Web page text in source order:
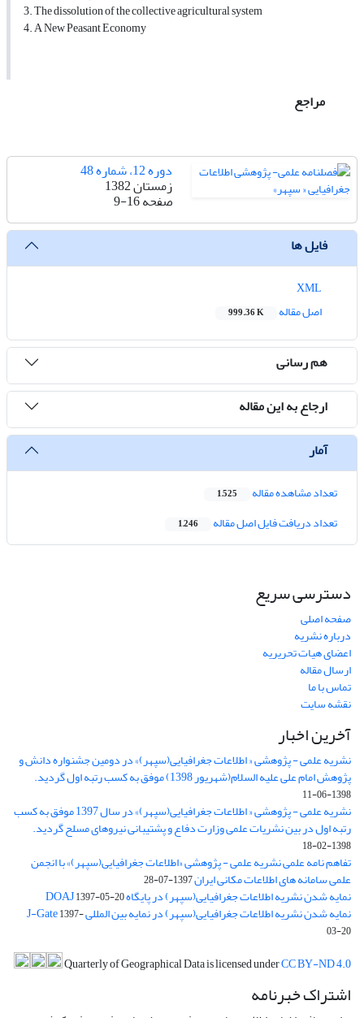
3. The dissolution of the collective agricultural system
4. A New Peasant Economy
مراجع
دوره 12، شماره 48
زمستان 1382
صفحه9-16
فایل ها
اصل مقاله
999.36 K
هم رسانی
ارجاع به این مقاله
آمار
تعداد مشاهده مقاله 1,525
تعداد دریافت فایل اصل مقاله 1,246
دسترسی سریع
صفحه اصلی
درباره نشریه
اعضای هیات تحریریه
ارسال مقاله
تماس با ما
نقشه سایت
آخرین اخبار
نشریه علمی - پژوهشی « اطلاعات جغرافیایی(سپهر)» در دومین جشنواره دانش و
پژوهش امام علی علیه السلام(شهریور 1398) موفق به کسب رتبه اول گردید.
1398-06-11
نشریه علمی - پژوهشی « اطلاعات جغرافیایی(سپهر)» در سال 1397 موفق به کسب
رتبه اول در بین نشریات علمی وزارت دفاع و پشتیبانی نیروهای مسلح گردید.
1398-02-18
تفاهم نامه علمی نشریه علمی - پژوهشی «اطلاعات جغرافیایی(سپهر)» با انجمن
علمی سامانه های اطلاعات مکانی ایران1397-07-28
نمایه شدن نشریه اطلاعات جغرافیایی(سپهر) در پایگاه DOAJ1397-05-20
نمایه شدن نشریه اطلاعات جغرافیایی(سپهر) در نمایه بین المللی J-Gate1397-
03-20
Quarterly of Geographical Data is licensed underCC BY-ND 4.0
اشتراک خبرنامه